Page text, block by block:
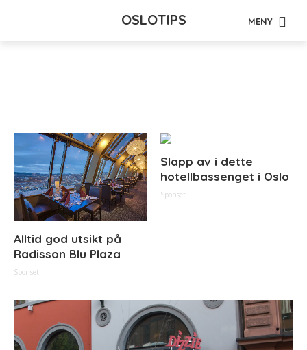
OSLOTIPS MENY
Alltid god utsikt på
Radisson Blu Plaza
Sponset
Slapp av i dette
hotellbassenget i Oslo
Sponset